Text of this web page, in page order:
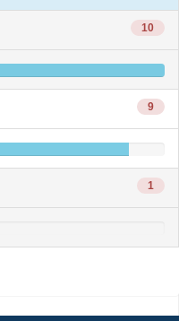
10
9
1